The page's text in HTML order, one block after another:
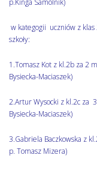
w kategogii uczniów z
szkoły:
1.Tomasz Kot z kl.2b za 2
Bysiecka-Maciaszek)
2.Artur Wysocki z kl.2c za
Bysiecka-Maciaszek)
3.Gabriela Baczkowska z
p. Tomasz Mizera)